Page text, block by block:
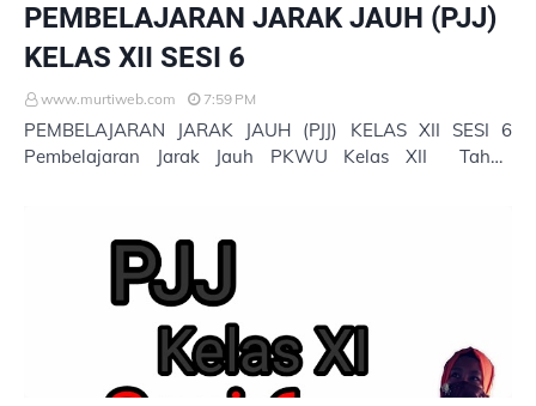
PEMBELAJARAN JARAK JAUH (PJJ)
KELAS XII SESI 6
www.murtiweb.com 7:59 PM
PEMBELAJARAN JARAK JAUH (PJJ) KELAS XII SESI 6
Pembelajaran Jarak Jauh PKWU Kelas XII Tahun